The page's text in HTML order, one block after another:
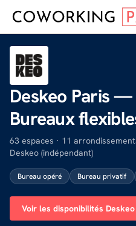
Deskeo Paris
Bureaux
63 espaces · 11
Deskeo (indépendant)
Bureau opéré Bureau privatif
Voir les disponibilités